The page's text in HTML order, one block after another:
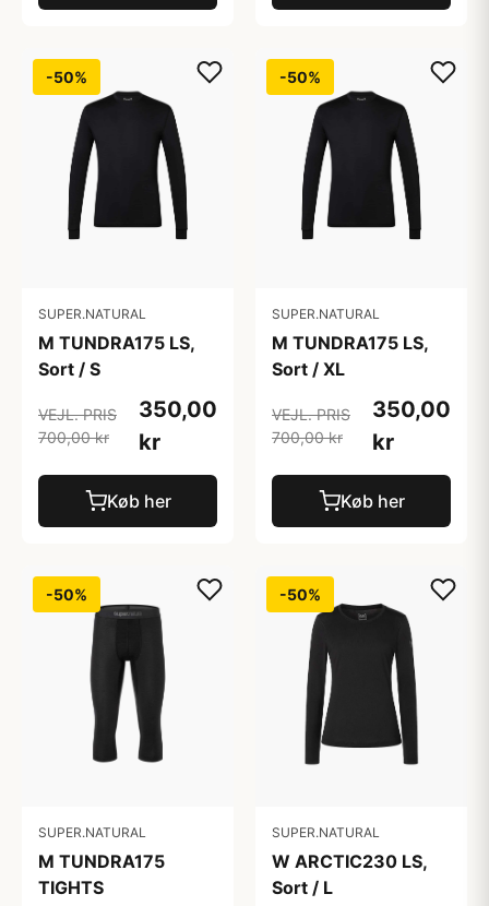
-50%
SUPER.NATURAL
M TUNDRA175 LS,
Sort / S
VEJL. PRIS
700,00 kr
350,00
kr
Køb her
-50%
SUPER.NATURAL
M TUNDRA175 LS,
Sort / XL
VEJL. PRIS
700,00 kr
350,00
kr
Køb her
-50%
SUPER.NATURAL
M TUNDRA175
TIGHTS
-50%
SUPER.NATURAL
W ARCTIC230 LS,
Sort / L